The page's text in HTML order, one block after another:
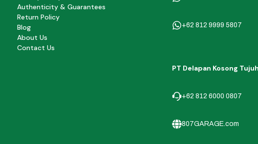
Authenticity & Guarantees
Return Policy
Blog
About Us
Contact Us
+62 812 9999 5807
PT Delapan Kosong
+62 812 6000 0807
807GARAGE.com